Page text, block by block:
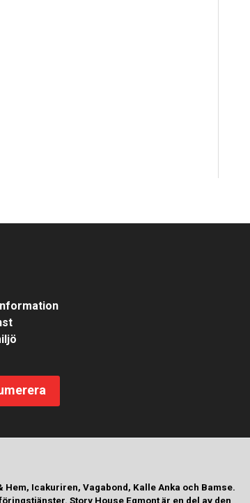
Icakuriren, Vagabond, Kalle Anka och Bamse.
Story House Egmont är en del av den